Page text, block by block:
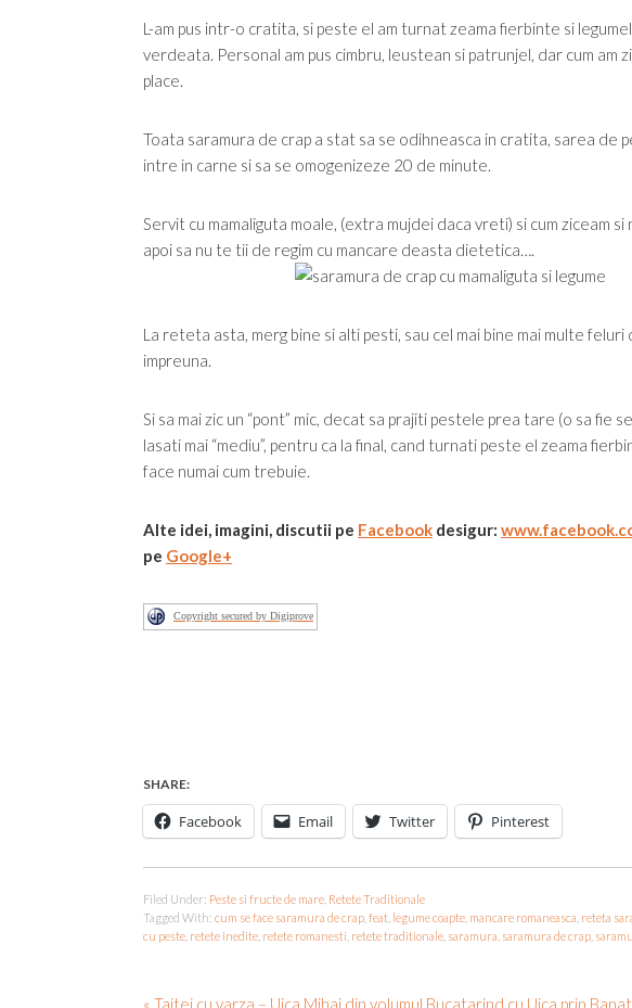
L-am pus intr-o cratita, si peste el am turnat zeama fierbinte si
verdeata. Personal am pus cimbru, leustean si patrunjel, dar cum am
place.
Toata saramura de crap a stat sa se odihneasca in cratita, sarea de
intre in carne si sa se omogenizeze 20 de minute.
Servit cu mamaliguta moale, (extra mujdei daca vreti) si cum ziceam si
apoi sa nu te tii de regim cu mancare deasta dietetica….
La reteta asta, merg bine si alti pesti, sau cel mai bine mai multe
impreuna.
Si sa mai zic un “pont” mic, decat sa prajiti pestele prea tare (o sa fie
lasati mai “mediu”, pentru ca la final, cand turnati peste el zeama
face numai cum trebuie.
Alte idei, imagini, discutii pe Facebook desigur:
pe Google+
Copyright secured by Digiprove
SHARE:
Facebook Email Twitter Pinterest
Filed Under: Peste si fructe de mare Retete Traditionale
Tagged With: cum se face saramura de crap feat legume coapte mancare romaneasca reteta
cu peste retete inedite retete romanesti retete traditionale saramura saramura de crap
« Taitei cu varza – Uica Mihai din volumul Bucatarind cu Uica prin Banat